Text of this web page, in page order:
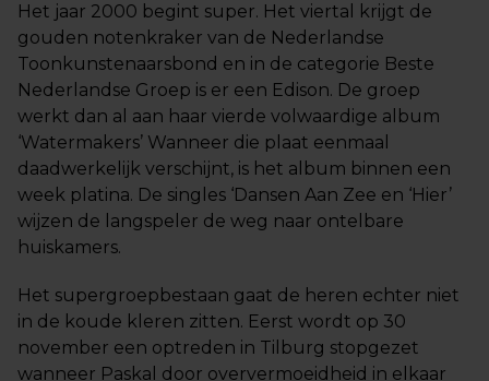
Het jaar 2000 begint super. Het viertal krijgt de
gouden notenkraker van de Nederlandse
Toonkunstenaarsbond en in de categorie Beste
Nederlandse Groep is er een Edison. De groep
werkt dan al aan haar vierde volwaardige album
‘Watermakers’ Wanneer die plaat eenmaal
daadwerkelijk verschijnt, is het album binnen een
week platina. De singles ‘Dansen Aan Zee en ‘Hier’
wijzen de langspeler de weg naar ontelbare
huiskamers.
Het supergroepbestaan gaat de heren echter niet
in de koude kleren zitten. Eerst wordt op 30
november een optreden in Tilburg stopgezet
wanneer Paskal door oververmoeidheid in elkaar